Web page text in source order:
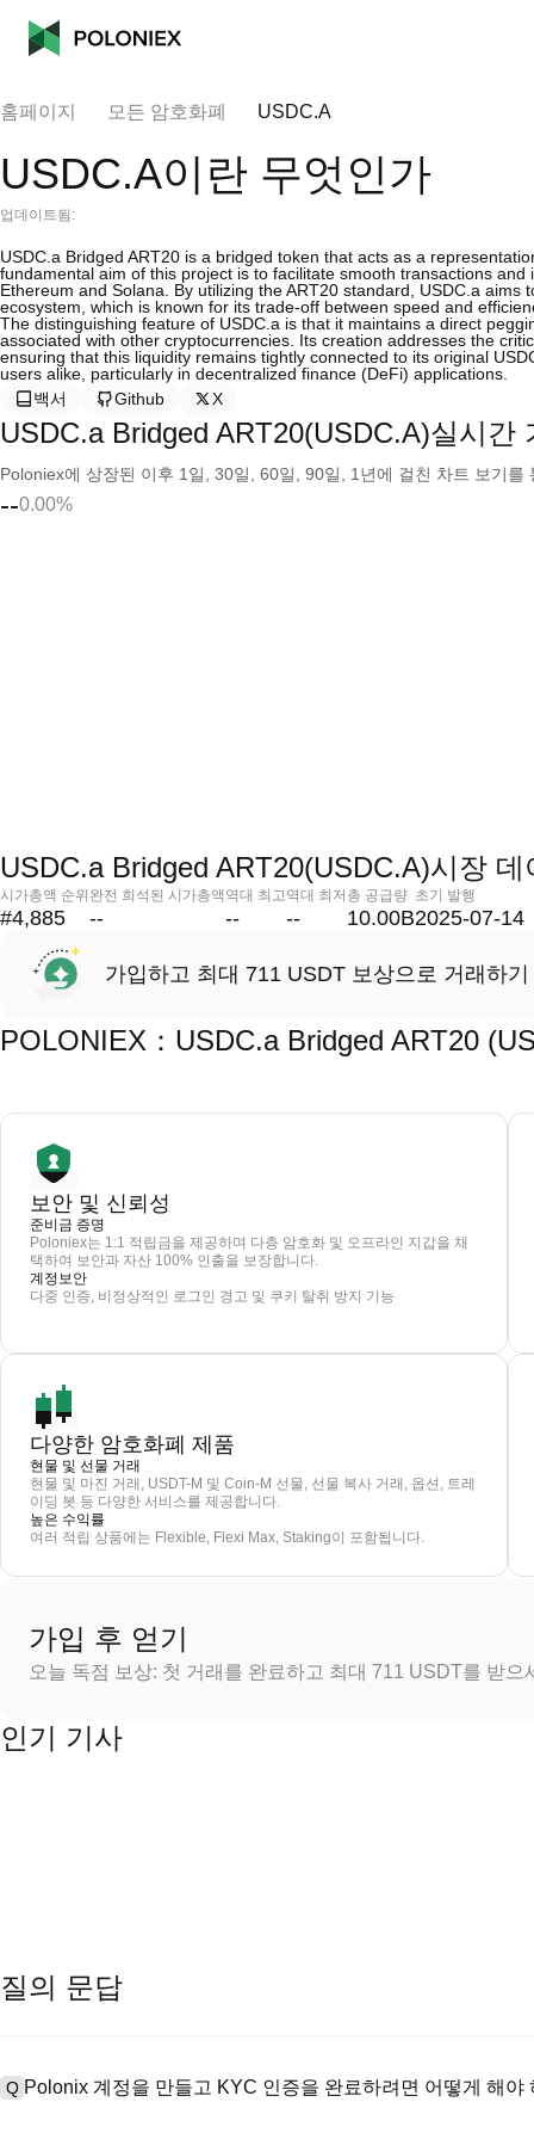
홈페이지 모든 암호화폐 USDC.A
USDC.A이란 무엇인가
업데이트됨:
USDC.a Bridged ART20 is a bridged token that acts as a
fundamental aim of this project is to facilitate smooth transactions
Ethereum and Solana. By utilizing the ART20 standard, USDC.a
ecosystem, which is known for its trade-off between speed and
The distinguishing feature of USDC.a is that it maintains a direct
associated with other cryptocurrencies. Its creation addresses the
ensuring that this liquidity remains tightly connected to its original
users alike, particularly in decentralized finance (DeFi) applications.
백서
Github X
USDC.a Bridged ART20(USDC.A)실시간
Poloniex에 상장된 이후 1일, 30일, 60일, 90일, 1년에 걸친 차트 보기
--0.00%
USDC.a Bridged ART20(USDC.A)시장 데
시가총액 순위
#4,885
완전 희석된 시가총액
--
역대 최고
--
역대 최저
--
총 공급량
10.00B
초기 발행
2025-07-14
가입하고 최대 711 USDT 보상으로 거래하기
POLONIEX：USDC.a Bridged ART20
보안 및 신뢰성
준비금 증명
Poloniex는 1:1 적립금을 제공하며 다층 암호화 및 오프라인 지갑을 채
택하여 보안과 자산 100% 인출을 보장합니다.
계정보안
다중 인증, 비정상적인 로그인 경고 및 쿠키 탈취 방지 기능
다양한 암호화폐 제품
현물 및 선물 거래
현물 및 마진 거래, USDT-M 및 Coin-M 선물, 선물 복사 거래, 옵션, 트레
이딩 봇 등 다양한 서비스를 제공합니다.
높은 수익률
여러 적립 상품에는 Flexible, Flexi Max, Staking이 포함됩니다.
가입 후 얻기
오늘 독점 보상: 첫 거래를 완료하고 최대 711 USDT를 받으
인기 기사
질의 문답
Q Polonix 계정을 만들고 KYC 인증을 완료하려면 어떻게 해야